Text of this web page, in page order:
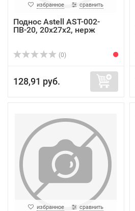
избранное сравнить
Поднос Astell AST-002-
ПВ-20, 20х27х2, нерж
(0)
128,91 руб.
избранное сравнить